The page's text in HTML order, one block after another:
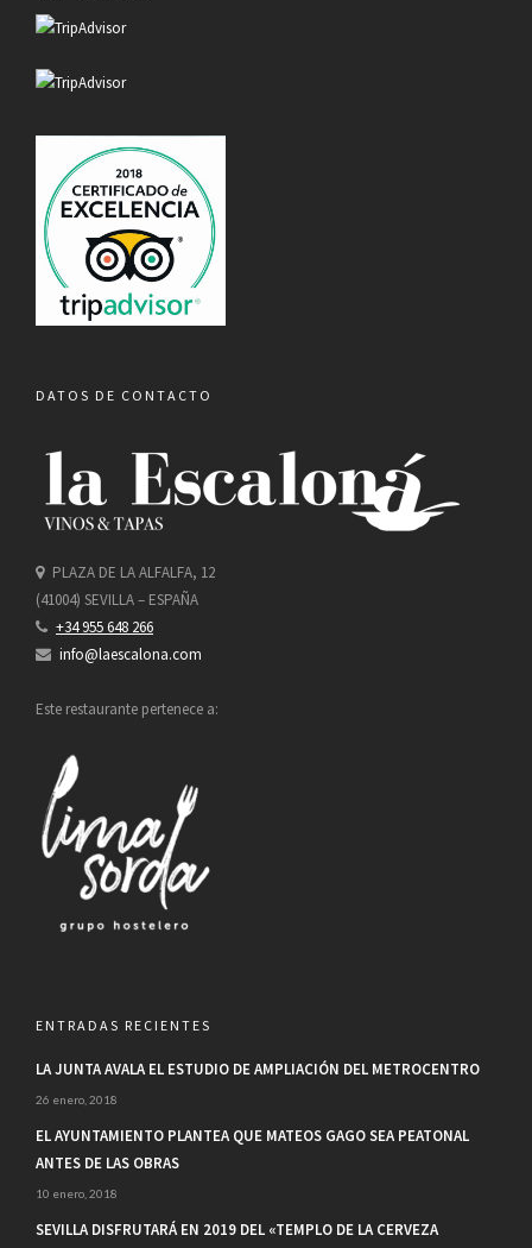
DATOS DE CONTACTO
PLAZA DE LA ALFALFA, 12
(41004) SEVILLA – ESPAÑA
+34 955 648 266
info@laescalona.com
Este restaurante pertenece a:
ENTRADAS RECIENTES
LA JUNTA AVALA EL ESTUDIO DE AMPLIACIÓN DEL METROCENTRO
26 enero, 2018
EL AYUNTAMIENTO PLANTEA QUE MATEOS GAGO SEA PEATONAL
ANTES DE LAS OBRAS
10 enero, 2018
SEVILLA DISFRUTARÁ EN 2019 DEL «TEMPLO DE LA CERVEZA